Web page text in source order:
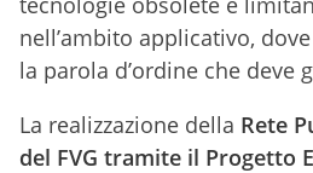
nell’ambito applicativo, dove
la parola d’ordine che deve
La realizzazione della Rete
del FVG tramite il Progetto